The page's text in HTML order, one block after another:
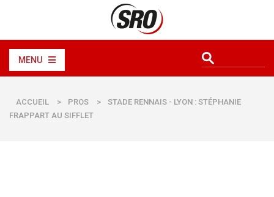
MENU
ACCUEIL > PROS >
STADE RENNAIS - LYON : STÉPHANIE
FRAPPART AU SIFFLET